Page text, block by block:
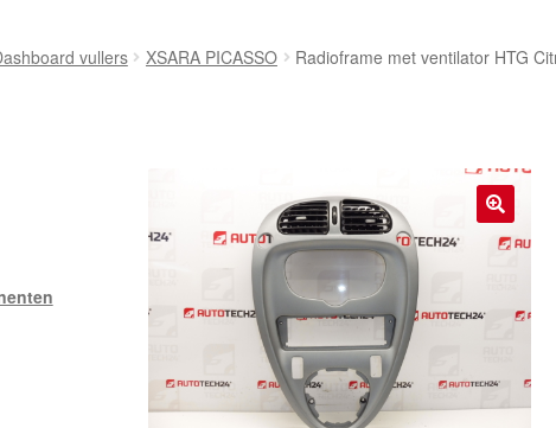
Wereldwijde verzendingWinkelwagen
vullers XSARA PICASSO Radioframe met ventilator HTG
🔍